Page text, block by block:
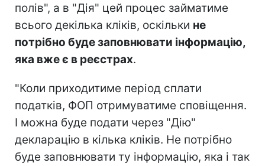
полів", а в "Дія" цей процес займатиме
всього декілька кліків, оскільки не
потрібно буде заповнювати інформацію,
яка вже є в реєстрах.
"Коли приходитиме період сплати
податків, ФОП отримуватиме сповіщення.
І можна буде подати через "Дію"
декларацію в кілька кліків. Не потрібно
буде заповнювати ту інформацію, яка і так